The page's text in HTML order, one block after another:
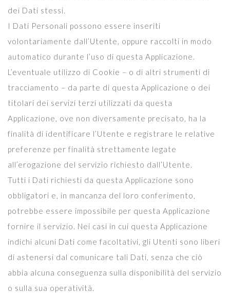
dei Dati stessi.
I Dati Personali possono essere inseriti
volontariamente dall’Utente, oppure raccolti in modo
automatico durante l’uso di questa Applicazione.
L’eventuale utilizzo di Cookie – o di altri strumenti di
tracciamento – da parte di questa Applicazione o dei
titolari dei servizi terzi utilizzati da questa
Applicazione, ove non diversamente precisato, ha la
finalità di identificare l’Utente e registrare le relative
preferenze per finalità strettamente legate
all’erogazione del servizio richiesto dall’Utente.
Tutti i Dati richiesti da questa Applicazione sono
obbligatori e, in mancanza del loro conferimento,
potrebbe essere impossibile per questa Applicazione
fornire il servizio. Nei casi in cui questa Applicazione
indichi alcuni Dati come facoltativi, gli Utenti sono liberi
di astenersi dal comunicare tali Dati, senza che ciò
abbia alcuna conseguenza sulla disponibilità del servizio
o sulla sua operatività.